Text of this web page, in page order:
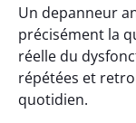
Un depanneur
précisément la
réelle du
répétées et
quotidien.